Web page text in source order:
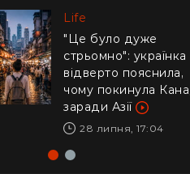
Life
"Це було дуже
стрьомно": українка
відверто пояснила,
чому покинула
заради Азії
28 липня, 17:04
Life
Драматичне відео із
Каліфорнії: 16-річний
ризикнув життям
заради дитини –
реакція Трампа